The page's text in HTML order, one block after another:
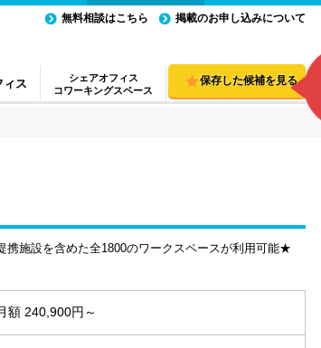
ィス
シェアオフィス
コワーキングスペース
無料相談はこちら 掲載のお申し込みについて
保存した候補を見る
施設を含めた全1800のワークスペースが利用可能★
額 240,900円～